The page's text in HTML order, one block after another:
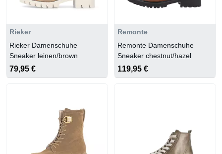
Rieker
Rieker Damenschuhe
Sneaker leinen/brown
79,95 €
Remonte
Remonte Damenschuhe
Sneaker chestnut/hazel
119,95 €